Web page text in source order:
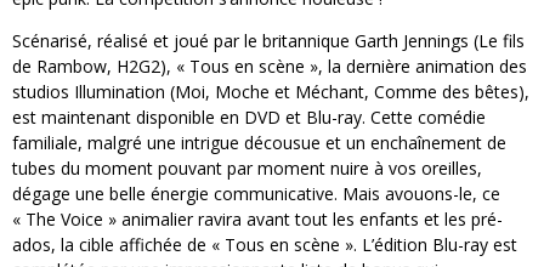
Scénarisé, réalisé et joué par le britannique Garth Jennings (Le fils
de Rambow, H2G2), « Tous en scène », la dernière animation des
studios Illumination (Moi, Moche et Méchant, Comme des bêtes),
est maintenant disponible en DVD et Blu-ray. Cette comédie
familiale, malgré une intrigue décousue et un enchaînement de
tubes du moment pouvant par moment nuire à vos oreilles,
dégage une belle énergie communicative. Mais avouons-le, ce
« The Voice » animalier ravira avant tout les enfants et les pré-
ados, la cible affichée de « Tous en scène ». L’édition Blu-ray est